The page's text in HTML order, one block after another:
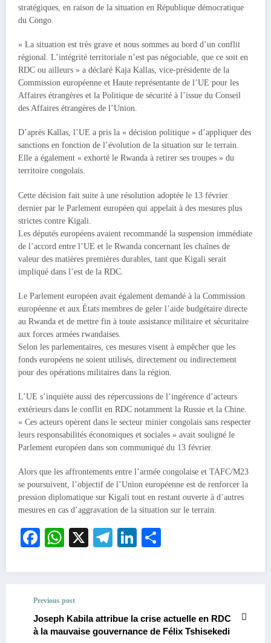
stratégiques, en raison de la situation en République démocratique
du Congo.
« La situation est très grave et nous sommes au bord d’un conflit
régional. L’intégrité territoriale n’est pas négociable, que ce soit en
RDC ou ailleurs » a déclaré Kaja Kallas, vice-présidente de la
Commission européenne et Haute représentante de l’UE pour les
Affaires étrangères et la Politique de sécurité à l’issue du Conseil
des Affaires étrangères de l’Union.
D’après Kallas, l’UE a pris la « décision politique » d’appliquer des
sanctions en fonction de l’évolution de la situation sur le terrain.
Elle a également « exhorté le Rwanda à retirer ses troupes » du
territoire congolais.
Cette décision fait suite à une résolution adoptée le 13 février
dernier par le Parlement européen qui appelait à des mesures plus
strictes contre Kigali.
Les députés européens avaient recommandé la suspension immédiate
de l’accord entre l’UE et le Rwanda concernant les chaînes de
valeur des matières premières durables, tant que Kigali serait
impliqué dans l’est de la RDC.
Le Parlement européen avait également demandé à la Commission
européenne et aux États membres de geler l’aide budgétaire directe
au Rwanda et de mettre fin à toute assistance militaire et sécuritaire
aux forces armées rwandaises.
Selon les parlementaires, ces mesures visent à empêcher que les
fonds européens ne soient utilisés, directement ou indirectement
pour des opérations militaires dans la région.
L’UE s’inquiète aussi des répercussions de l’ingérence d’acteurs
extérieurs dans le conflit en RDC notamment la Russie et la Chine.
« Ces acteurs opèrent dans le secteur minier congolais sans respecter
leurs responsabilités économiques et sociales » avait souligné le
Parlement européen dans son communiqué du 13 février.
Alors que les affrontements entre l’armée congolaise et TAFC/M23
se poursuivent, l’objectif de l’Union européenne est de renforcer la
pression diplomatique sur Kigali tout en restant ouverte à d’autres
mesures en cas d’aggravation de la situation sur le terrain.
Facebook
WhatsApp
X Telegram
LinkedIn
Previous post
Joseph Kabila attribue la crise actuelle en RDC
à la mauvaise gouvernance de Félix Tshisekedi